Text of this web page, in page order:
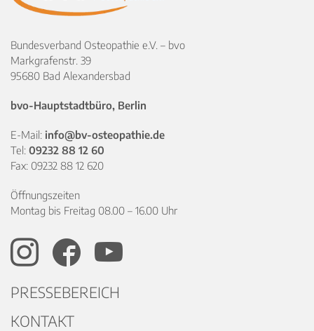
Bundesverband Osteopathie e.V. – bvo
Markgrafenstr. 39
95680 Bad Alexandersbad
bvo-Hauptstadtbüro, Berlin
E-Mail: info@bv-osteopathie.de
Tel: 09232 88 12 60
Fax: 09232 88 12 620
Öffnungszeiten
Montag bis Freitag 08.00 – 16.00 Uhr
PRESSEBEREICH
KONTAKT